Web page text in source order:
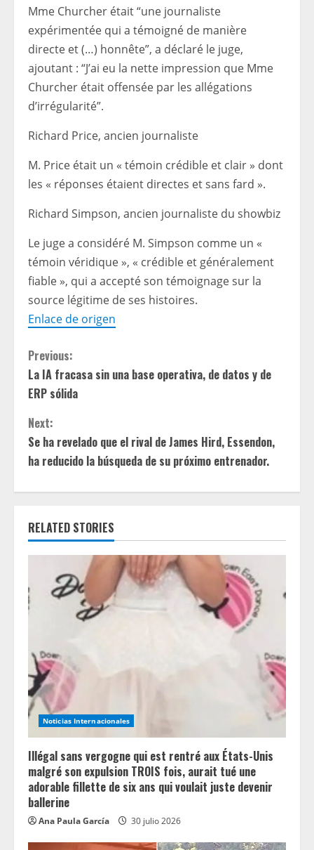
Mme Churcher était “une journaliste
expérimentée qui a témoigné de manière
directe et (…) honnête”, a déclaré le juge,
ajoutant : “J’ai eu la nette impression que Mme
Churcher était offensée par les allégations
d’irrégularité”.
Richard Price, ancien journaliste
M. Price était un « témoin crédible et clair » dont
les « réponses étaient directes et sans fard ».
Richard Simpson, ancien journaliste du showbiz
Le juge a considéré M. Simpson comme un «
témoin véridique », « crédible et généralement
fiable », qui a accepté son témoignage sur la
source légitime de ses histoires.
Enlace de origen
C
o
n
t
u
R
a
d
i
n
g
Previous:
La IA fracasa sin una base operativa, de datos y de
ERP sólida
Next:
Se ha revelado que el rival de James Hird, Essendon,
ha reducido la búsqueda de su próximo entrenador.
RELATED STORIES
Noticias Internacionales
Illégal sans vergogne qui est rentré aux États-Unis
malgré son expulsion TROIS fois, aurait tué une
adorable fillette de six ans qui voulait juste devenir
ballerine
Ana Paula García 30 julio 2026